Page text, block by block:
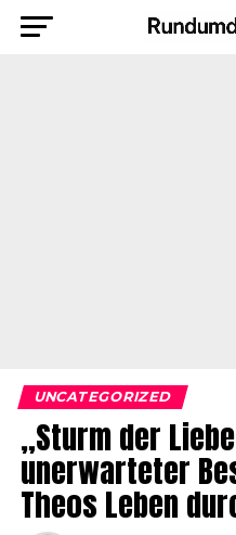
UNCATEGORIZED
„Sturm der
unerwarteter
Theos Leben